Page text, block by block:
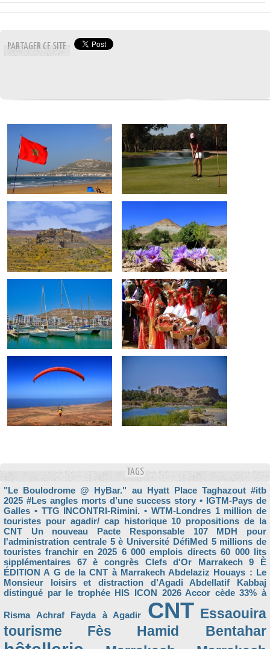
PARTAGER CE SITE
TAGS
"Le Boulodrome @ HyBar." au Hyatt Place Taghazout #itb
2025 #Les angles morts d’une success story • IGTM-Pays de
Galles • TTG INCONTRI-Rimini. • WTM-Londres 1 million de
touristes pour agadir/ cap historique 10 propositions de la
CNT Un nouveau Pacte Responsable
107 MDH pour
l'administration centrale 5 è Université DéfiMed 5 millions de
touristes franchir en 2025 6 000 emplois directs 60 000 lits
sipplémentaires
67 è congrès Clefs d'Or Marrakech
9 È
ÉDITION A G de la CNT à Marrakech Abdelaziz Houays : Le
Monsieur loisirs et distraction d’Agadi
Abdellatif Kabbaj
distingué par le trophée HIS ICON 2026 Accor cède 33% à
Risma Achraf Fayda à Agadir CNT Essaouira
tourisme
Fès Hamid Bentahar